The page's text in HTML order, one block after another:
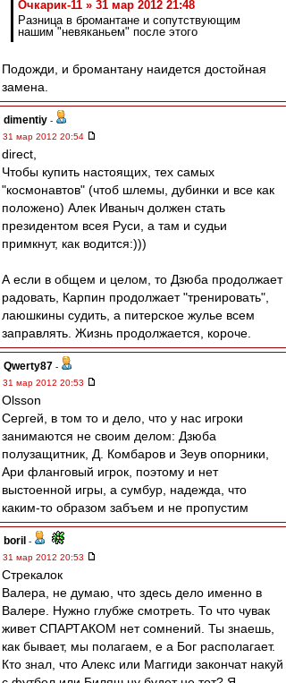
Очкарик-11 » 31 мар 2012 21:48
Разница в бромантане и сопутствующим
нашим "невяканьем" после этого
Подожди, и бромантану наидется достойная
замена.
dimentiy -
31 мар 2012 20:54
direct,
Чтобы купить настоящих, тех самых
"космонавтов" (чтоб шлемы, дубинки и все как
положено) Алек Иваныч должен стать
президентом всея Руси, а там и судьи
примкнут, как водится:)))
А если в общем и целом, то Дзюба продолжает
радовать, Карпин продолжает "тренировать",
лаюшкины судить, а питерское жулье всем
заправлять. Жизнь продолжается, короче.
Qwerty87 -
31 мар 2012 20:53
Olsson
Сергей, в том то и дело, что у нас игроки
занимаются не своим делом: Дзюба
полузащитник, Д. Комбаров и Зеув опорники,
Ари фланговый игрок, поэтому и нет
выстоенной игры, а сумбур, надежда, что
каким-то образом забъем и не пропустим
boril -
31 мар 2012 20:53
Стрекалок
Валера, не думаю, что здесь дело именно в
Валере. Нужно глубже смотреть. То что чувак
живет СПАРТАКОМ нет сомнений. Ты знаешь,
как бывает, мы полагаем, е а Бог располагает.
Кто знал, что Алекс или Маггиди закончат накуй